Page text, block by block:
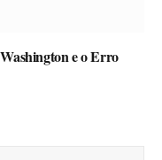
e o Erro